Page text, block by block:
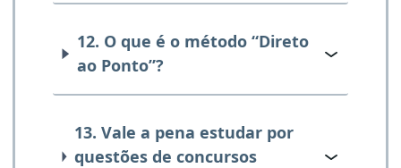
12. O que é o método “Direto
ao Ponto”?
13. Vale a pena estudar por
questões de concursos